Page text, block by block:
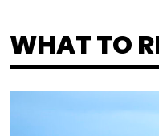
WHAT TO